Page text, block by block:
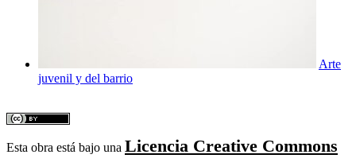
Arte
juvenil y del barrio
Esta obra está bajo una Licencia Creative Commons